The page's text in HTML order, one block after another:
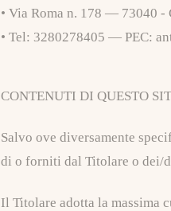
• Via Roma n. 178 — 73040 -
• Tel: 3280278405 — PEC:
CONTENUTI DI QUESTO
Salvo ove diversamente
di o forniti dal Titolare o dei/
Il Titolare adotta la massima